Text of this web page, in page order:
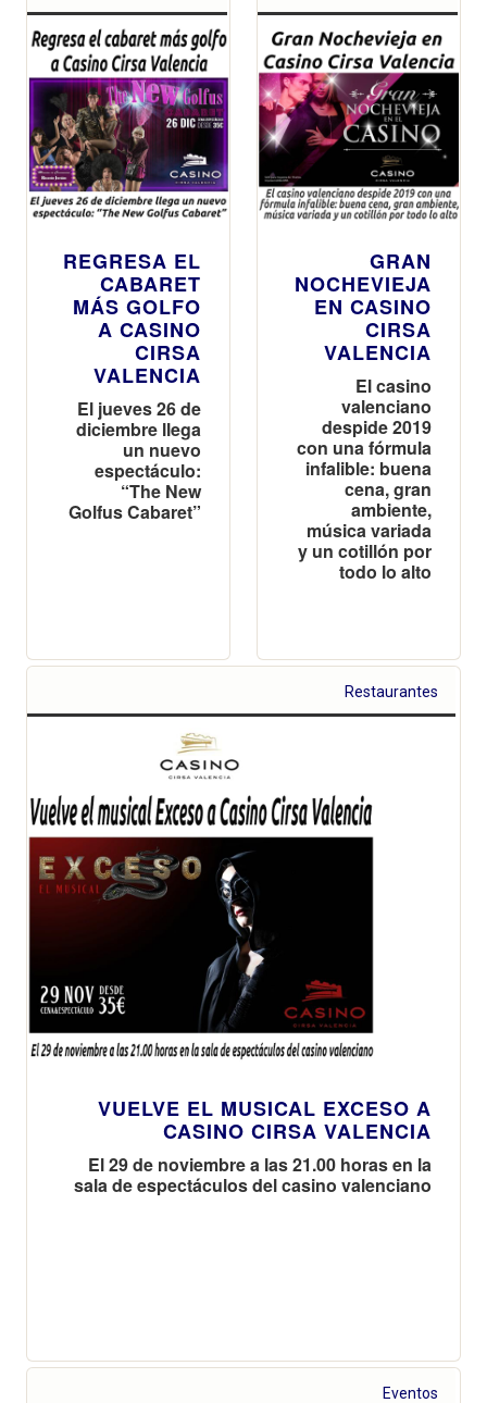
REGRESA EL
CABARET
MÁS GOLFO
A CASINO
CIRSA
VALENCIA
El jueves 26 de
diciembre llega
un nuevo
espectáculo:
“The New
Golfus Cabaret”
GRAN
NOCHEVIEJA
EN CASINO
CIRSA
VALENCIA
El casino
valenciano
despide 2019
con una fórmula
infalible: buena
cena, gran
ambiente,
música variada
y un cotillón por
todo lo alto
Restaurantes
VUELVE EL MUSICAL EXCESO A
CASINO CIRSA VALENCIA
El 29 de noviembre a las 21.00 horas en la
sala de espectáculos del casino valenciano
Eventos